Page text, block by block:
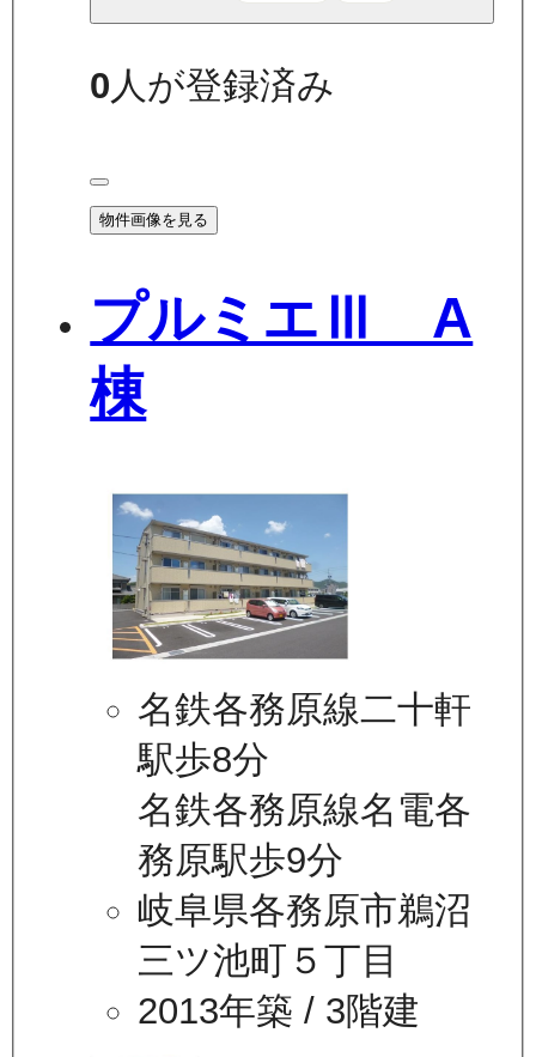
0 人が登録済み
物件画像を見る
プルミエⅢ A
棟
名鉄各務原線二十軒
駅歩8分
名鉄各務原線名電各
務原駅歩9分
岐阜県各務原市鵜沼
三ツ池町５丁目
2013年築 / 3階建